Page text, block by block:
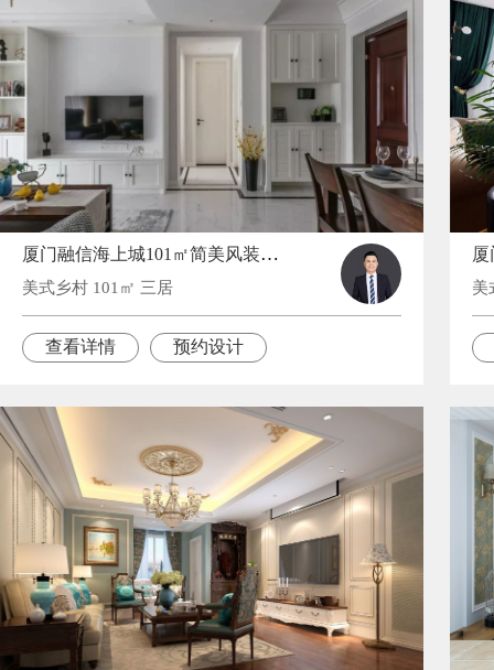
厦门融信海上城101㎡简美风装修，打造高级感的居室效果
美式乡村 101㎡ 三居
查看详情 预约设计
美